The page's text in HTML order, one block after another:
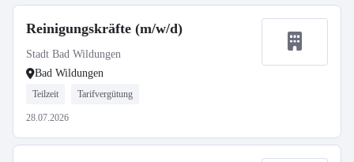
Reinigungskräfte (m/w/d)
Stadt Bad Wildungen
Bad Wildungen
Teilzeit Tarifvergütung
28.07.2026